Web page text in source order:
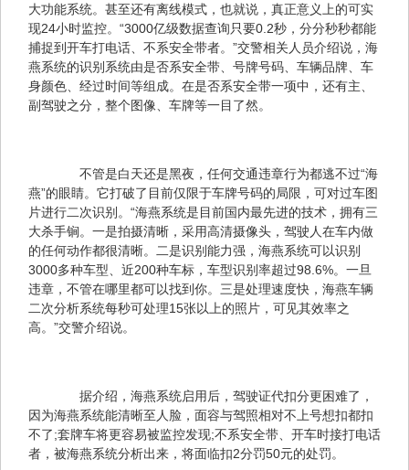
大功能系统。甚至还有离线模式，也就说，真正意义上的可实
现24小时监控。“3000亿级数据查询只要0.2秒，分分秒秒都能
捕捉到开车打电话、不系安全带者。”交警相关人员介绍说，海
燕系统的识别系统由是否系安全带、号牌号码、车辆品牌、车
身颜色、经过时间等组成。在是否系安全带一项中，还有主、
副驾驶之分，整个图像、车牌等一目了然。
不管是白天还是黑夜，任何交通违章行为都逃不过“海
燕”的眼睛。它打破了目前仅限于车牌号码的局限，可对过车图
片进行二次识别。“海燕系统是目前国内最先进的技术，拥有三
大杀手锏。一是拍摄清晰，采用高清摄像头，驾驶人在车内做
的任何动作都很清晰。二是识别能力强，海燕系统可以识别
3000多种车型、近200种车标，车型识别率超过98.6%。一旦
违章，不管在哪里都可以找到你。三是处理速度快，海燕车辆
二次分析系统每秒可处理15张以上的照片，可见其效率之
高。”交警介绍说。
据介绍，海燕系统启用后，驾驶证代扣分更困难了，
因为海燕系统能清晰至人脸，面容与驾照相对不上号想扣都扣
不了;套牌车将更容易被监控发现;不系安全带、开车时接打电话
者，被海燕系统分析出来，将面临扣2分罚50元的处罚。